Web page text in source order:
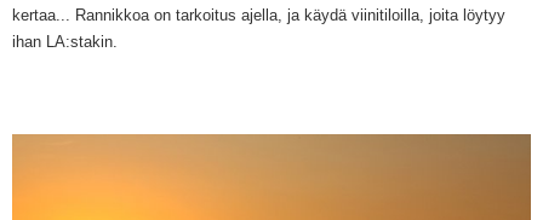
kertaa... Rannikkoa on tarkoitus ajella, ja käydä viinitiloilla, joita löytyy
ihan LA:stakin.